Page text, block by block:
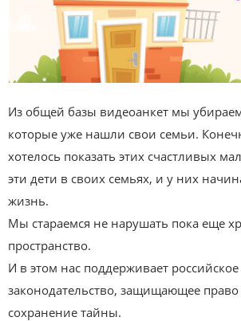
Из общей базы видеоанкет мы
которые уже нашли свои семьи.
хотелось показать этих счастливых
эти дети в своих семьях, и у них
жизнь.
Мы стараемся не нарушать пока еще
пространство.
И в этом нас поддерживает российское
законодательство, защищающее
сохранение тайны.